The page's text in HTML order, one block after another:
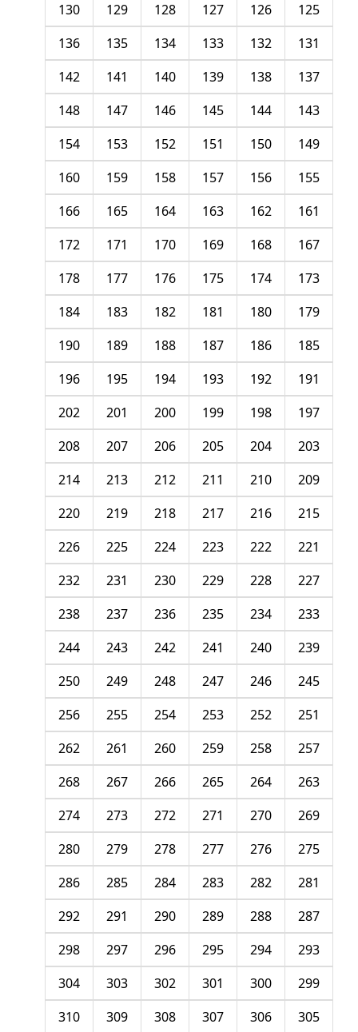
125
126
127
128
129
130
131
132
133
134
135
136
137
138
139
140
141
142
143
144
145
146
147
148
149
150
151
152
153
154
155
156
157
158
159
160
161
162
163
164
165
166
167
168
169
170
171
172
173
174
175
176
177
178
179
180
181
182
183
184
185
186
187
188
189
190
191
192
193
194
195
196
197
198
199
200
201
202
203
204
205
206
207
208
209
210
211
212
213
214
215
216
217
218
219
220
221
222
223
224
225
226
227
228
229
230
231
232
233
234
235
236
237
238
239
240
241
242
243
244
245
246
247
248
249
250
251
252
253
254
255
256
257
258
259
260
261
262
263
264
265
266
267
268
269
270
271
272
273
274
275
276
277
278
279
280
281
282
283
284
285
286
287
288
289
290
291
292
293
294
295
296
297
298
299
300
301
302
303
304
305
306
307
308
309
310